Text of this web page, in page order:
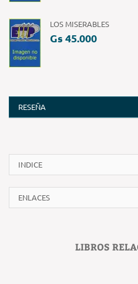
LOS MISERABLES
Gs 45.000
RESEÑA
INDICE
ENLACES
LIBROS